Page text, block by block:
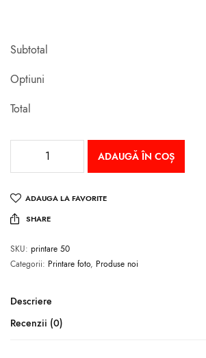
Subtotal
Optiuni
Total
ADAUGĂ ÎN COȘ
ADAUGA LA FAVORITE
SHARE
SKU: printare 50
Categorii: Printare foto, Produse noi
Descriere
Recenzii (0)